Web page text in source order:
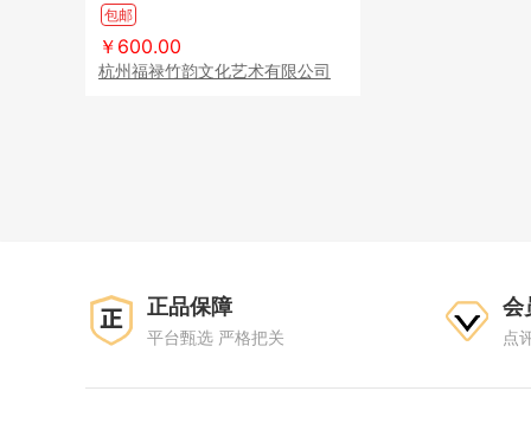
包邮
￥600.00
杭州福禄竹韵文化艺术有限公司
正品保障
平台甄选 严格把关
会
点